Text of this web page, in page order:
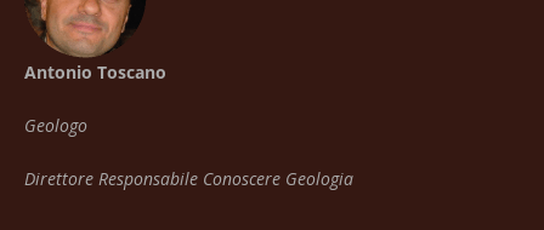
Antonio Toscano
Geologo
Direttore Responsabile Conoscere Geologia